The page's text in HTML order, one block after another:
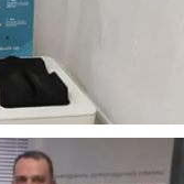
des
de rééducation